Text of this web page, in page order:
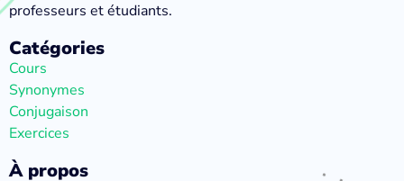
professeurs et étudiants.
Catégories
Cours
Synonymes
Conjugaison
Exercices
À propos